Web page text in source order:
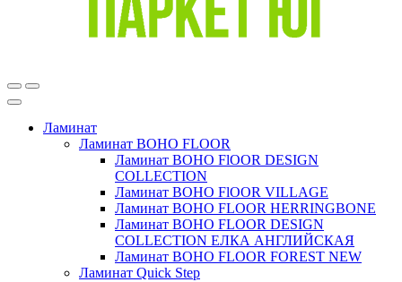
Ламинат
Ламинат BOHO FLOOR
Ламинат BOHO FlOOR DESIGN
COLLECTION
Ламинат BOHO FlOOR VILLAGE
Ламинат BOHO FLOOR HERRINGBONE
Ламинат BOHO FLOOR DESIGN
COLLECTION ЕЛКА АНГЛИЙСКАЯ
Ламинат BOHO FLOOR FOREST NEW
Ламинат Quick Step